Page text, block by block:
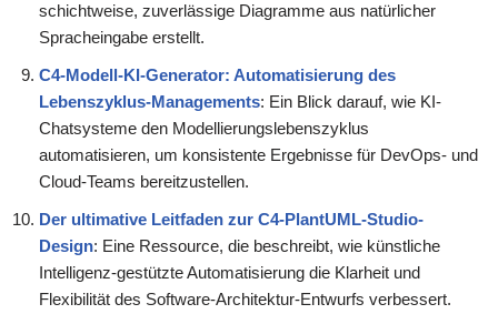
schichtweise, zuverlässige Diagramme aus natürlicher
Spracheingabe erstellt.
C4-Modell-KI-Generator: Automatisierung des
Lebenszyklus-Managements: Ein Blick darauf, wie KI-
Chatsysteme den Modellierungslebenszyklus
automatisieren, um konsistente Ergebnisse für DevOps- und
Cloud-Teams bereitzustellen.
Der ultimative Leitfaden zur C4-PlantUML-Studio-
Design: Eine Ressource, die beschreibt, wie künstliche
Intelligenz-gestützte Automatisierung die Klarheit und
Flexibilität des Software-Architektur-Entwurfs verbessert.